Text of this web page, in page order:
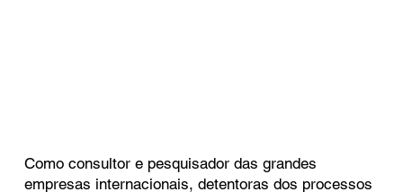
Como consultor e pesquisador das grandes
empresas internacionais, detentoras dos processos